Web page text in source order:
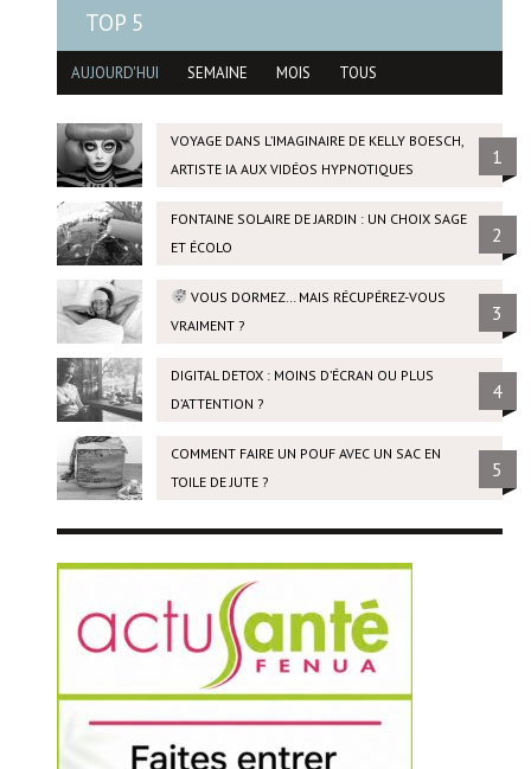
TOP 5
AUJOURD'HUI SEMAINE MOIS TOUS
VOYAGE DANS L’IMAGINAIRE DE KELLY BOESCH,
ARTISTE IA AUX VIDÉOS HYPNOTIQUES
1
FONTAINE SOLAIRE DE JARDIN : UN CHOIX SAGE
ET ÉCOLO
2
VOUS DORMEZ… MAIS RÉCUPÉREZ-VOUS
VRAIMENT ?
3
DIGITAL DETOX : MOINS D’ÉCRAN OU PLUS
D’ATTENTION ?
4
COMMENT FAIRE UN POUF AVEC UN SAC EN
TOILE DE JUTE ?
5